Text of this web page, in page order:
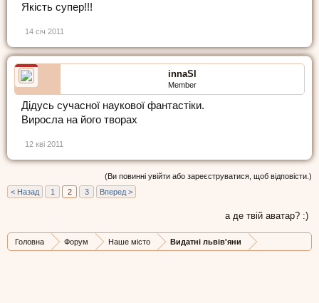
Якість супер!!!
14 січ 2011
innaSl
Member
Дідусь сучасної наукової фантастіки.
Виросла на його творах
12 кві 2011
(Ви повинні увійти або зареєструватися, щоб відповісти.)
< Назад
1 2 3 Вперед >
а де твій аватар? :)
Головна Форум Наше місто Видатні львів'яни